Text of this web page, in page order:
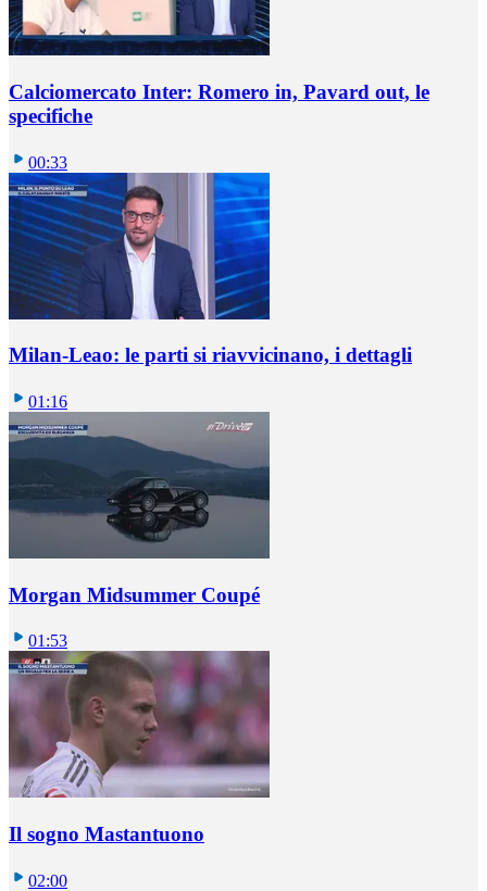
Calciomercato Inter: Romero in, Pavard out, le
specifiche
00:33
Milan-Leao: le parti si riavvicinano, i dettagli
01:16
Morgan Midsummer Coupé
01:53
Il sogno Mastantuono
02:00